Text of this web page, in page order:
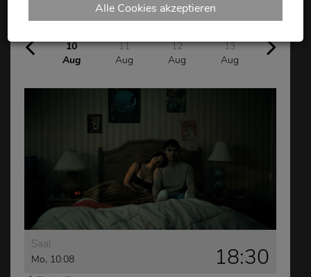
10
Aug
11
Aug
12
Aug
13
Aug
14
Saal
Mo, 10.08 18:30
Alle Cookies akzeptieren